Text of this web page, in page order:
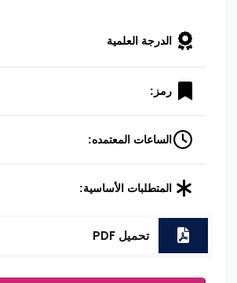
الدرجة العلمية
رمز:
الساعات المعتمده:
المتطلبات الأساسية:
تحميل PDF